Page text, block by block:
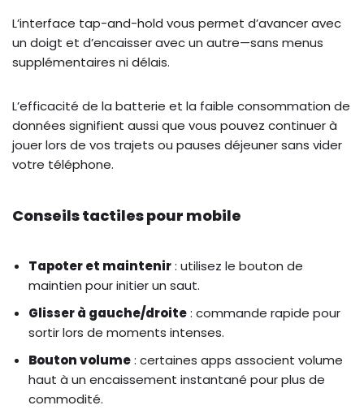
L’interface tap-and-hold vous permet d’avancer avec
un doigt et d’encaisser avec un autre—sans menus
supplémentaires ni délais.
L’efficacité de la batterie et la faible consommation de
données signifient aussi que vous pouvez continuer à
jouer lors de vos trajets ou pauses déjeuner sans vider
votre téléphone.
Conseils tactiles pour mobile
Tapoter et maintenir: utilisez le bouton de
maintien pour initier un saut.
Glisser à gauche/droite: commande rapide pour
sortir lors de moments intenses.
Bouton volume: certaines apps associent volume
haut à un encaissement instantané pour plus de
commodité.